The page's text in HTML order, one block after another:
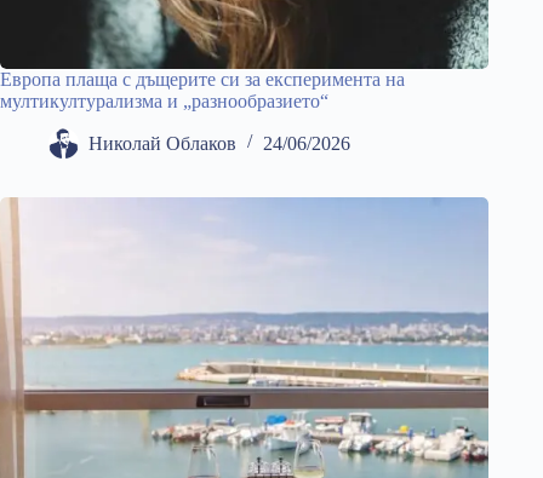
Европа плаща с дъщерите си за експеримента на
мултикултурализма и „разнообразието“
Николай Облаков 24/06/2026